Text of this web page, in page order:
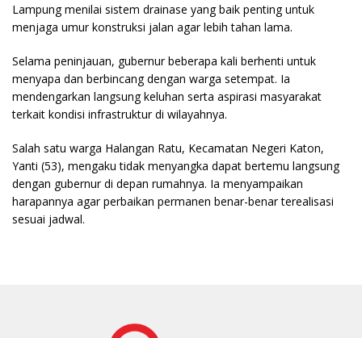
Lampung menilai sistem drainase yang baik penting untuk
menjaga umur konstruksi jalan agar lebih tahan lama.
Selama peninjauan, gubernur beberapa kali berhenti untuk
menyapa dan berbincang dengan warga setempat. Ia
mendengarkan langsung keluhan serta aspirasi masyarakat
terkait kondisi infrastruktur di wilayahnya.
Salah satu warga Halangan Ratu, Kecamatan Negeri Katon,
Yanti (53), mengaku tidak menyangka dapat bertemu langsung
dengan gubernur di depan rumahnya. Ia menyampaikan
harapannya agar perbaikan permanen benar-benar terealisasi
sesuai jadwal.